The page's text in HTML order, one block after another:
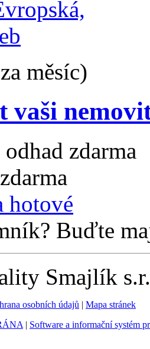
měsíc)
vaši
zdarma
hotové
Buďte
Smajlík
osobních údajů | Mapa stránek
| Software a informační systém